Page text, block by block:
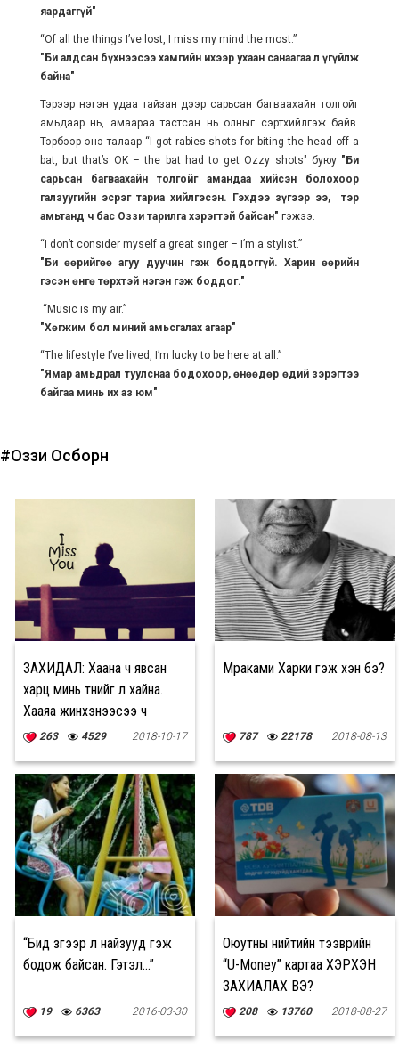
яардаггүй"
“Of all the things I’ve lost, I miss my mind the most.”
"Би алдсан бүхнээсээ хамгийн ихээр ухаан санаагаа л үгүйлж
байна"
Тэрээр нэгэн удаа тайзан дээр сарьсан багваахайн толгойг
амьдаар нь, амаараа тастсан нь олныг сэртхийлгэж байв.
Тэрбээр энэ талаар “I got rabies shots for biting the head off a
bat, but that’s OK – the bat had to get Ozzy shots" буюу "Би
сарьсан багваахайн толгойг амандаа хийсэн болохоор
галзуугийн эсрэг тариа хийлгэсэн. Гэхдээ зүгээр ээ, тэр
амьтанд ч бас Оззи тарилга хэрэгтэй байсан" гэжээ.
“I don’t consider myself a great singer – I’m a stylist.”
"Би өөрийгөө агуу дуучин гэж боддоггүй. Харин өөрийн
гэсэн өнгө төрхтэй нэгэн гэж боддог."
“Music is my air.”
"Хөгжим бол миний амьсгалах агаар"
“The lifestyle I’ve lived, I’m lucky to be here at all.”
"Ямар амьдрал туулснаа бодохоор, өнөөдөр өдий зэрэгтээ
байгаа минь их аз юм"
#Оззи Осборн
ЗАХИДАЛ: Хаана ч явсан
харц минь түүнийг л хайна.
Хааяа жинхэнээсээ ч
харагдах шиг
263 4529 2018-10-17
Мүраками Харүки гэж хэн бэ?
787 22178 2018-08-13
“Бид зүгээр л найзууд гэж
бодож байсан. Гэтэл…”
19 6363 2016-03-30
Оюутны нийтийн тээврийн
“U-Money” картаа ХЭРХЭН
ЗАХИАЛАХ ВЭ?
208 13760 2018-08-27